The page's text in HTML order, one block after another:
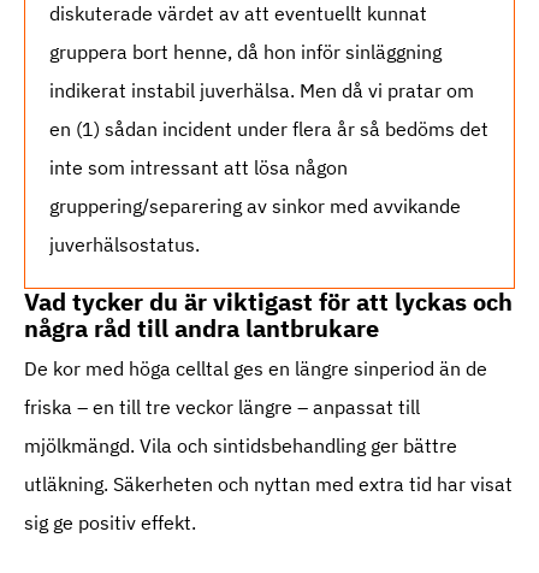
diskuterade värdet av att eventuellt kunnat
gruppera bort henne, då hon inför sinläggning
indikerat instabil juverhälsa. Men då vi pratar om
en (1) sådan incident under flera år så bedöms det
inte som intressant att lösa någon
gruppering/separering av sinkor med avvikande
juverhälsostatus.
Vad tycker du är viktigast för att lyckas och
några råd till andra lantbrukare
De kor med höga celltal ges en längre sinperiod än de
friska – en till tre veckor längre – anpassat till
mjölkmängd. Vila och sintidsbehandling ger bättre
utläkning. Säkerheten och nyttan med extra tid har visat
sig ge positiv effekt.